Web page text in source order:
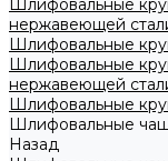
Шлифовальные
нержавеющей
Шлифовальные
Шлифовальные
нержавеющей
Шлифовальные
Шлифовальные
Назад